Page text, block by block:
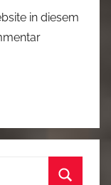
in diesem